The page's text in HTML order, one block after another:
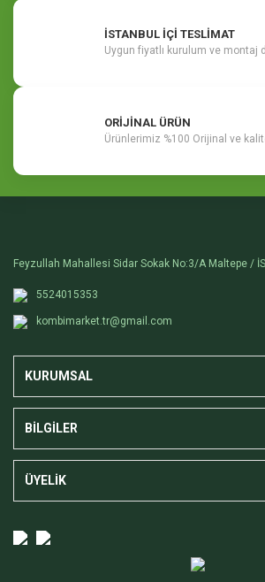
İSTANBUL İÇİ TESLİMAT
Uygun fiyatlı kurulum ve montaj
ORİJİNAL ÜRÜN
Ürünlerimiz %100 Orijinal ve
Feyzullah Mahallesi Sidar Sokak No:3/A Maltepe /
5524015353
kombimarket.tr@gmail.com
KURUMSAL
BİLGİLER
ÜYELİK